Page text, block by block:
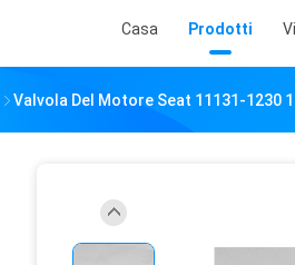
Casa Prodotti
Valvola Del Motore Seat 11131-1230